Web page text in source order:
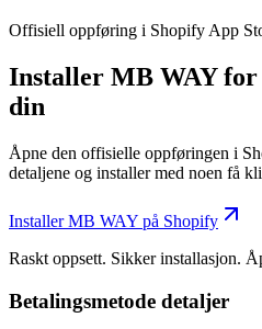
Offisiell oppføring i Shopify App
Installer MB WAY
din
Åpne den offisielle oppføringen i
detaljene og installer med noen få
Installer MB WAY på Shopify
Raskt oppsett. Sikker installasjon.
Betalingsmetode detaljer